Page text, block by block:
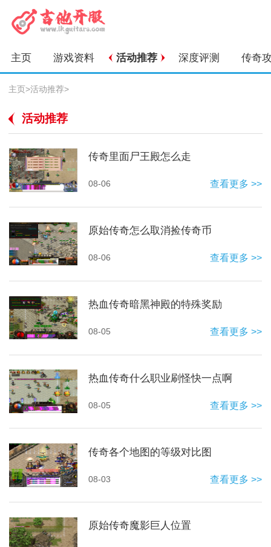
主页 游戏资料 活动推荐 深度评测 传奇
主页>活动推荐>
活动推荐
传奇里面尸王殿怎么走
08-06 查看更多 >>
原始传奇怎么取消捡传奇币
08-06 查看更多 >>
热血传奇暗黑神殿的特殊奖励
08-05 查看更多 >>
热血传奇什么职业刷怪快一点啊
08-05 查看更多 >>
传奇各个地图的等级对比图
08-03 查看更多 >>
原始传奇魔影巨人位置